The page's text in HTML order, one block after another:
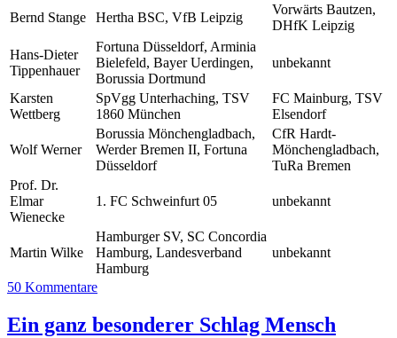
Bernd Stange Hertha BSC, VfB Leipzig
Vorwärts Bautzen,
DHfK Leipzig
Hans-Dieter
Tippenhauer
Fortuna Düsseldorf, Arminia
Bielefeld, Bayer Uerdingen,
Borussia Dortmund
unbekannt
Karsten
Wettberg
SpVgg Unterhaching, TSV
1860 München
FC Mainburg, TSV
Elsendorf
Wolf Werner
Borussia Mönchengladbach,
Werder Bremen II, Fortuna
Düsseldorf
CfR Hardt-
Mönchengladbach,
TuRa Bremen
Prof. Dr.
Elmar
Wienecke
1. FC Schweinfurt 05 unbekannt
Martin Wilke
Hamburger SV, SC Concordia
Hamburg, Landesverband
Hamburg
unbekannt
50 Kommentare
Ein ganz besonderer Schlag Mensch